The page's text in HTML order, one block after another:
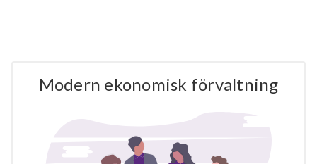
Modern ekonomisk förvaltning